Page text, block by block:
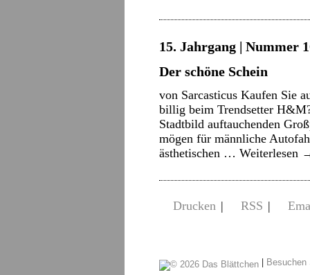
15. Jahrgang | Nummer
Der schöne Schein
von Sarcasticus Kaufen Sie
billig beim Trendsetter
Stadtbild auftauchenden
mögen für männliche
ästhetischen … Weiterlesen
Drucken | RSS |
|